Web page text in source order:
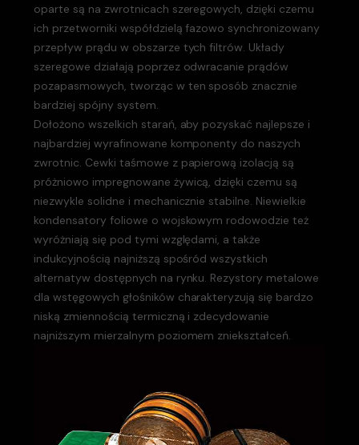
oparte są na zwrotnicach szeregowych, dzięki czemu
ich przetworniki współdzielą fazowo synchronizowany
przepływ prądu w obszarze tych filtrów. Układy
szeregowe działają poprzez odwracanie prądów
pozapasmowych, tworząc w ten sposób znacznie
bardziej spójny system.
Dołożono wszelkich starań, aby pozyskać najlepsze i
najbardziej wyrafinowane komponenty do naszych
zwrotnic. Cewki taśmowe z papierową izolacją są
próżniowo impregnowane żywicą, dzięki czemu są
niezwykle solidne i mechanicznie stabilne. Niewielkie
kondensatory foliowe o wojskowym rodowodzie też
wyróżniają się pod tymi względami, a także
indukcyjnością najniższą spośród wszystkich
alternatyw dostępnych na rynku. Rezystory metalowe
dla wstęgowych głośników charakteryzują się bardzo
niską zmiennością termiczną i zdecydowanie
najniższym mierzalnym poziomem zniekształceń.